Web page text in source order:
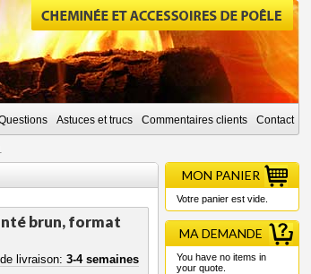
Astuces et trucs Commentaires clients Contact
brun, format
livraison: 3-4 semaines
MON PANIER
Votre panier est vide.
MA DEMANDE
You have no items in
your quote.